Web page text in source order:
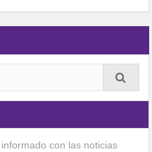
con las noticias